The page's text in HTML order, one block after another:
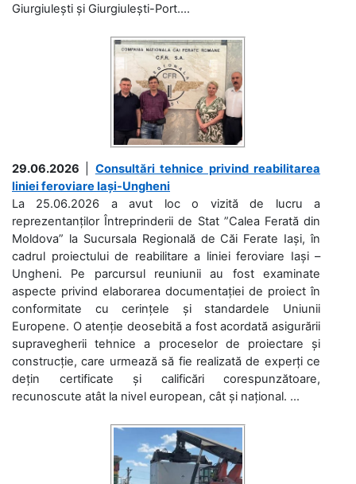
Giurgiulești și Giurgiulești-Port....
29.06.2026
Consultări tehnice privind reabilitarea
liniei feroviare Iași-Ungheni
La 25.06.2026 a avut loc o vizită de lucru a
reprezentanților Întreprinderii de Stat ”Calea Ferată din
Moldova” la Sucursala Regională de Căi Ferate Iași, în
cadrul proiectului de reabilitare a liniei feroviare Iași –
Ungheni. Pe parcursul reuniunii au fost examinate
aspecte privind elaborarea documentației de proiect în
conformitate cu cerințele și standardele Uniunii
Europene. O atenție deosebită a fost acordată asigurării
supravegherii tehnice a proceselor de proiectare și
construcție, care urmează să fie realizată de experți ce
dețin certificate și calificări corespunzătoare,
recunoscute atât la nivel european, cât și național. ...